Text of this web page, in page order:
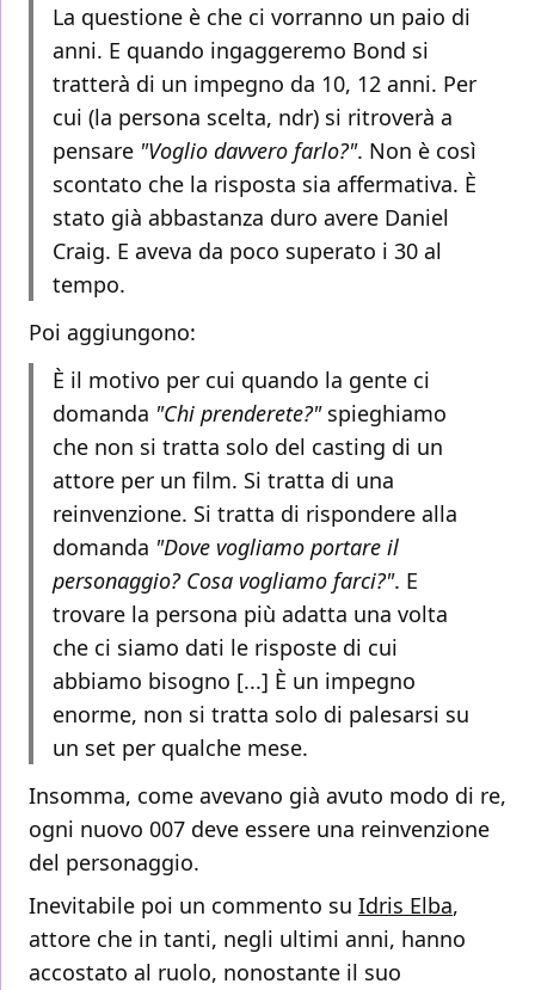
La questione è che ci vorranno un paio di
anni. E quando ingaggeremo Bond si
tratterà di un impegno da 10, 12 anni. Per
cui (la persona scelta, ndr) si ritroverà a
pensare "Voglio davvero farlo?". Non è così
scontato che la risposta sia affermativa. È
stato già abbastanza duro avere Daniel
Craig. E aveva da poco superato i 30 al
tempo.
Poi aggiungono:
È il motivo per cui quando la gente ci
domanda "Chi prenderete?"spieghiamo
che non si tratta solo del casting di un
attore per un film. Si tratta di una
reinvenzione. Si tratta di rispondere alla
domanda "Dove vogliamo portare il
personaggio? Cosa vogliamo farci?". E
trovare la persona più adatta una volta
che ci siamo dati le risposte di cui
abbiamo bisogno [...] È un impegno
enorme, non si tratta solo di palesarsi su
un set per qualche mese.
Insomma, come avevano già avuto modo di re,
ogni nuovo 007 deve essere una reinvenzione
del personaggio.
Inevitabile poi un commento su Idris Elba,
attore che in tanti, negli ultimi anni, hanno
accostato al ruolo, nonostante il suo